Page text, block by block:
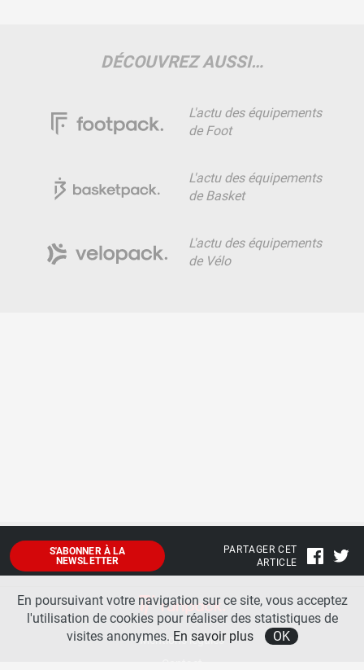
DÉCOUVREZ AUSSI…
L'actu des équipements
de Foot
L'actu des équipements
de Basket
L'actu des équipements
de Vélo
S'ABONNER À LA
NEWSLETTER
PARTAGER CET
ARTICLE
Mentions légales
En poursuivant votre navigation sur ce site, vous acceptez
l'utilisation de cookies pour réaliser des statistiques de
visites anonymes. En savoir plus OK